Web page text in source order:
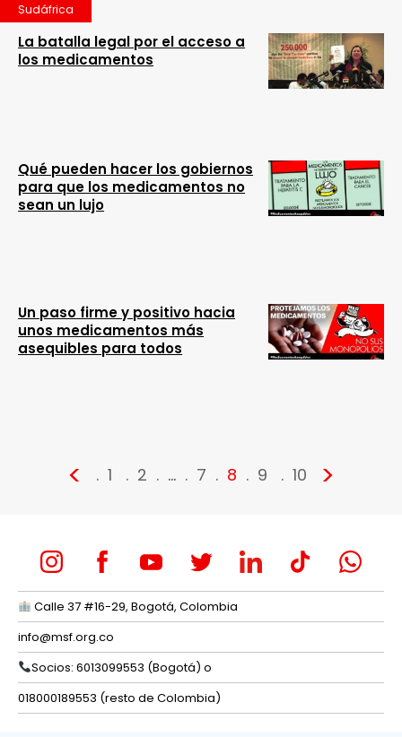
Sudáfrica
La batalla legal por el acceso a
los medicamentos
Qué pueden hacer los gobiernos
para que los medicamentos no
sean un lujo
Un paso firme y positivo hacia
unos medicamentos más
asequibles para todos
< 1 2 … 7 8 9 10 >
Calle 37 #16-29, Bogotá, Colombia
info@msf.org.co
Socios: 6013099553 (Bogotá) o
018000189553 (resto de Colombia)